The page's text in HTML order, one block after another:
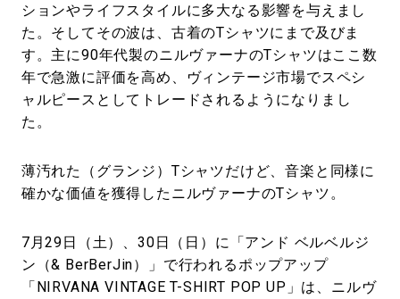
ションやライフスタイルに多大なる影響を与えまし
た。そしてその波は、古着のTシャツにまで及びま
す。主に90年代製のニルヴァーナのTシャツはここ数
年で急激に評価を高め、ヴィンテージ市場でスペシ
ャルピースとしてトレードされるようになりまし
た。
薄汚れた（グランジ）Tシャツだけど、音楽と同様に
確かな価値を獲得したニルヴァーナのTシャツ。
7月29日（土）、30日（日）に「アンド ベルベルジ
ン（& BerBerJin）」で行われるポップアップ
「NIRVANA VINTAGE T-SHIRT POP UP」は、ニルヴ